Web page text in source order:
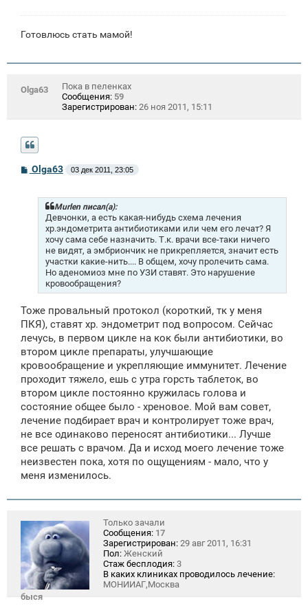
Готовлюсь стать мамой!
Olga63
Пока в пеленках
Сообщения: 59
Зарегистрирован: 26 ноя 2011, 15:11
С
о
Olga63 03 дек 2011, 23:05
Murlen писал(а):
Девчонки, а есть какая-нибудь схема лечения
хр.эндометрита антибиотиками или чем его лечат? Я
хочу сама себе назначить. Т.к. врачи все-таки ничего
не видят, а эмбриончик не прикрепляется, значит есть
участки какие-нить.... В общем, хочу пролечить сама.
Но аденомиоз мне по УЗИ ставят. Это нарушение
кровообращения?
Тоже провальный протокол (короткий, тк у меня
ПКЯ), ставят хр. эндометрит под вопросом. Сейчас
лечусь, в первом цикле на кок были антибиотики, во
втором цикле препараты, улучшающие
кровообращение и укрепляющие иммунитет. Лечение
проходит тяжело, ешь с утра горсть таблеток, во
втором цикле постоянно кружилась голова и
состояние общее было - хреновое. Мой вам совет,
лечение подбирает врач и контролирует тоже врач,
не все одинаково переносят антибиотики... Лучше
все решать с врачом. Да и исход моего лечение тоже
неизвестен пока, хотя по ощущениям - мало, что у
меня изменилось.
быся
Только зачали
Сообщения: 17
Зарегистрирован: 29 авг 2011, 16:31
Пол: Женский
Стаж бесплодия: 3
В каких клиниках проводилось лечение:
МОНИИАГ,Москва